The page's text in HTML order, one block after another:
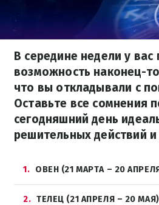
В середине недели у вас
возможность наконец-
что вы откладывали с
Оставьте все сомнения
сегодняшний день
решительных действий
1 ОВЕН (21 МАРТА – 20
2 ТЕЛЕЦ (21 АПРЕЛЯ – 20 МАЯ)